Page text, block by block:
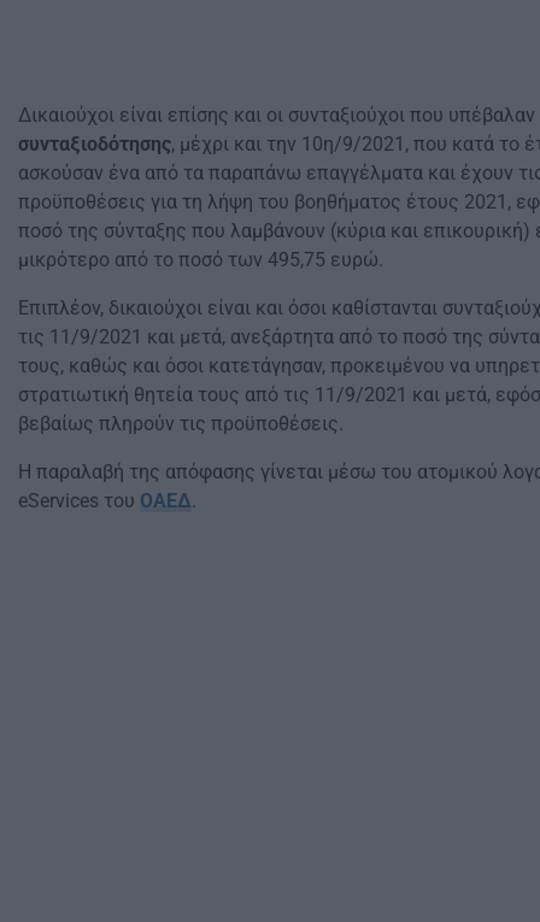
Δικαιούχοι είναι επίσης και οι συνταξιούχοι που
συνταξιοδότησης, μέχρι και την 10η/9/2021, που κατά το
ασκούσαν ένα από τα παραπάνω επαγγέλματα και έχουν
προϋποθέσεις για τη λήψη του βοηθήματος έτους 2021,
ποσό της σύνταξης που λαμβάνουν (κύρια και επικουρική)
μικρότερο από το ποσό των 495,75 ευρώ.
Επιπλέον, δικαιούχοι είναι και όσοι καθίστανται
τις 11/9/2021 και μετά, ανεξάρτητα από το ποσό της
τους, καθώς και όσοι κατετάγησαν, προκειμένου να
στρατιωτική θητεία τους από τις 11/9/2021 και μετά,
βεβαίως πληρούν τις προϋποθέσεις.
Η παραλαβή της απόφασης γίνεται μέσω του ατομικού
eServices του ΟΑΕΔ.